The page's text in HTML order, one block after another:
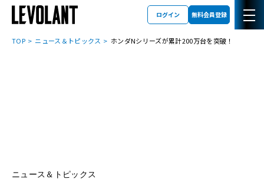
ログイン 無料会員登録
TOP ニュース＆トピックス ホンダNシリーズが累計200万台を突破！
ニュース＆トピックス